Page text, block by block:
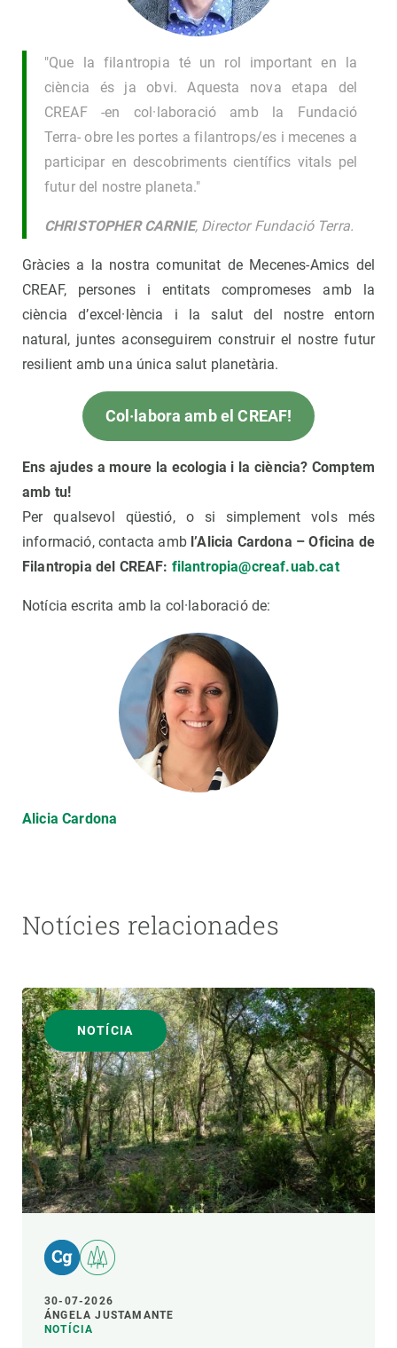
"Que la filantropia té un rol important en la
ciència és ja obvi. Aquesta nova etapa del
CREAF -en col·laboració amb la Fundació
Terra- obre les portes a filantrops/es i mecenes a
participar en descobriments científics vitals pel
futur del nostre planeta."
CHRISTOPHER CARNIE, Director Fundació Terra.
Gràcies a la nostra comunitat de Mecenes-Amics del
CREAF, persones i entitats compromeses amb la
ciència d’excel·lència i la salut del nostre entorn
natural, juntes aconseguirem construir el nostre futur
resilient amb una única salut planetària.
Col·labora amb el CREAF!
Ens ajudes a moure la ecologia i la ciència? Comptem
amb tu!
Per qualsevol qüestió, o si simplement vols més
informació, contacta amb l’Alicia Cardona – Oficina de
Filantropia del CREAF: filantropia@creaf.uab.cat
Notícia escrita amb la col·laboració de:
Alicia Cardona
Notícies relacionades
NOTÍCIA
30-07-2026
ÁNGELA JUSTAMANTE
NOTÍCIA